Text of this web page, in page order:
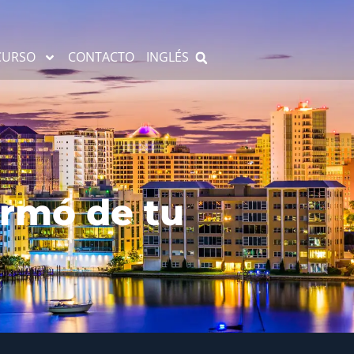
CONTACTO INGLÉS
de tu